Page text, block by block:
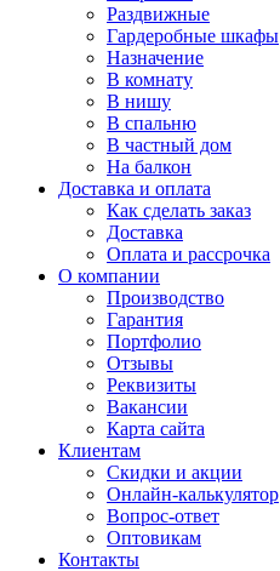
Раздвижные
Гардеробные шкафы
Назначение
В комнату
В нишу
В спальню
В частный дом
На балкон
Доставка и оплата
Как сделать заказ
Доставка
Оплата и рассрочка
О компании
Производство
Гарантия
Портфолио
Отзывы
Реквизиты
Вакансии
Карта сайта
Клиентам
Скидки и акции
Онлайн-калькулятор
Вопрос-ответ
Оптовикам
Контакты